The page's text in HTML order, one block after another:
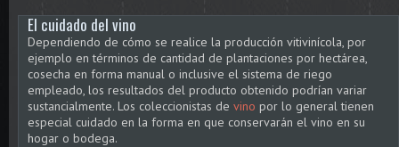
El cuidado del vino
Dependiendo de cómo se realice la producción vitivinícola, por
ejemplo en términos de cantidad de plantaciones por hectárea,
cosecha en forma manual o inclusive el sistema de riego
empleado, los resultados del producto obtenido podrían variar
sustancialmente. Los coleccionistas de vino por lo general tienen
especial cuidado en la forma en que conservarán el vino en su
hogar o bodega.